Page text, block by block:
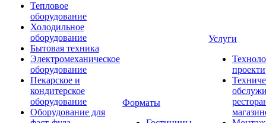
Тепловое
оборудование
Холодильное
оборудование
Бытовая техника
Электромеханическое
оборудование
Пекарское и
кондитерское
оборудование
Оборудование для
Форматы
Услуги